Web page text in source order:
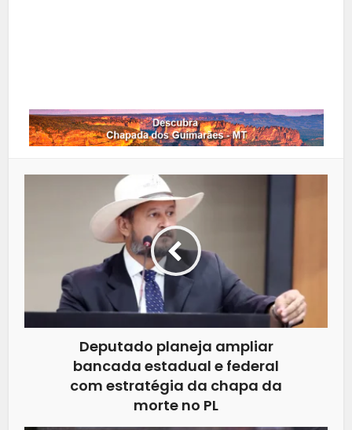
Deputado planeja ampliar
bancada estadual e federal
com estratégia da chapa da
morte no PL